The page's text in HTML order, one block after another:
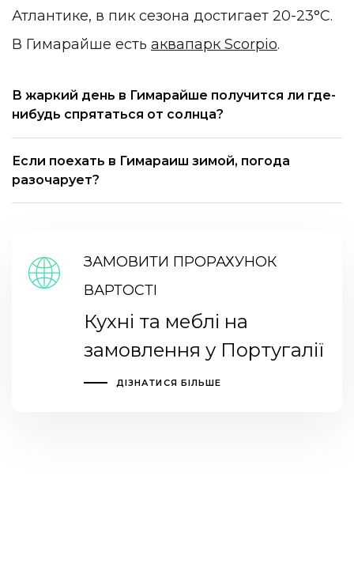
Атлантике, в пик сезона достигает 20-23°C.
В Гимарайше есть аквапарк Scorpio.
В жаркий день в Гимарайше получится ли где-
нибудь спрятаться от солнца?
Если поехать в Гимараиш зимой, погода
разочарует?
ЗАМОВИТИ ПРОРАХУНОК
ВАРТОСТІ
Кухні та меблі на
замовлення у Португалії
ДІЗНАТИСЯ БІЛЬШЕ